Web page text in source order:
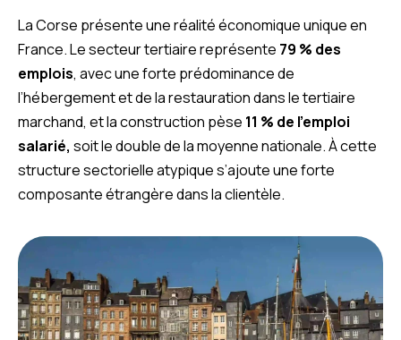
La Corse présente une réalité économique unique en
France. Le secteur tertiaire représente 79 % des
emplois, avec une forte prédominance de
l’hébergement et de la restauration dans le tertiaire
marchand, et la construction pèse 11 % de l’emploi
salarié, soit le double de la moyenne nationale. À cette
structure sectorielle atypique s’ajoute une forte
composante étrangère dans la clientèle.